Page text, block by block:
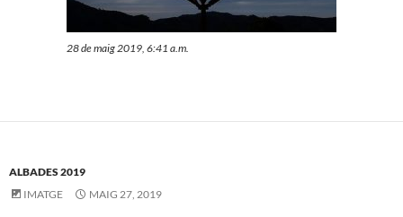
28 de maig 2019, 6:41 a.m.
ALBADES 2019
IMATGE
MAIG 27, 2019